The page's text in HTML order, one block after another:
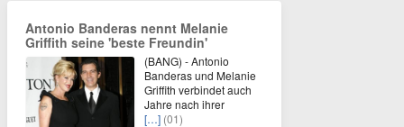
Antonio Banderas nennt Melanie
Griffith seine 'beste Freundin'
(BANG) - Antonio
Banderas und Melanie
Griffith verbindet auch
Jahre nach ihrer
[…] (01)